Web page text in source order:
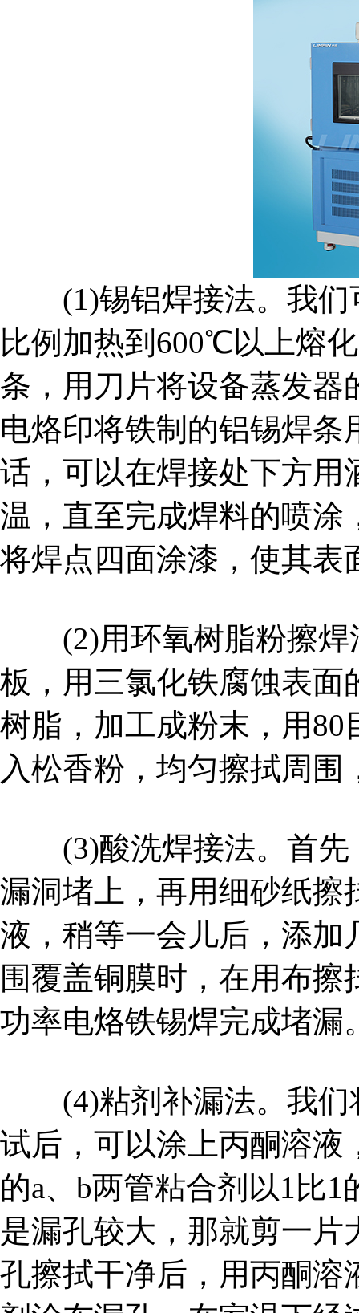
(1)锡铝焊接法。我们
比例加热到600℃以上熔
条，用刀片将设备蒸发器
电烙印将铁制的铝锡焊
话，可以在焊接处下方用
温，直至完成焊料的喷涂
将焊点四面涂漆，使其表
(2)用环氧树脂粉擦焊
板，用三氯化铁腐蚀表面
树脂，加工成粉末，用80
入松香粉，均匀擦拭周
(3)酸洗焊接法。首先
漏洞堵上，再用细砂纸擦
液，稍等一会儿后，添加
围覆盖铜膜时，在用布
功率电烙铁锡焊完成堵漏
(4)粘剂补漏法。我们
试后，可以涂上丙酮溶液
的a、b两管粘合剂以1比
是漏孔较大，那就剪一
孔擦拭干净后，用丙酮溶